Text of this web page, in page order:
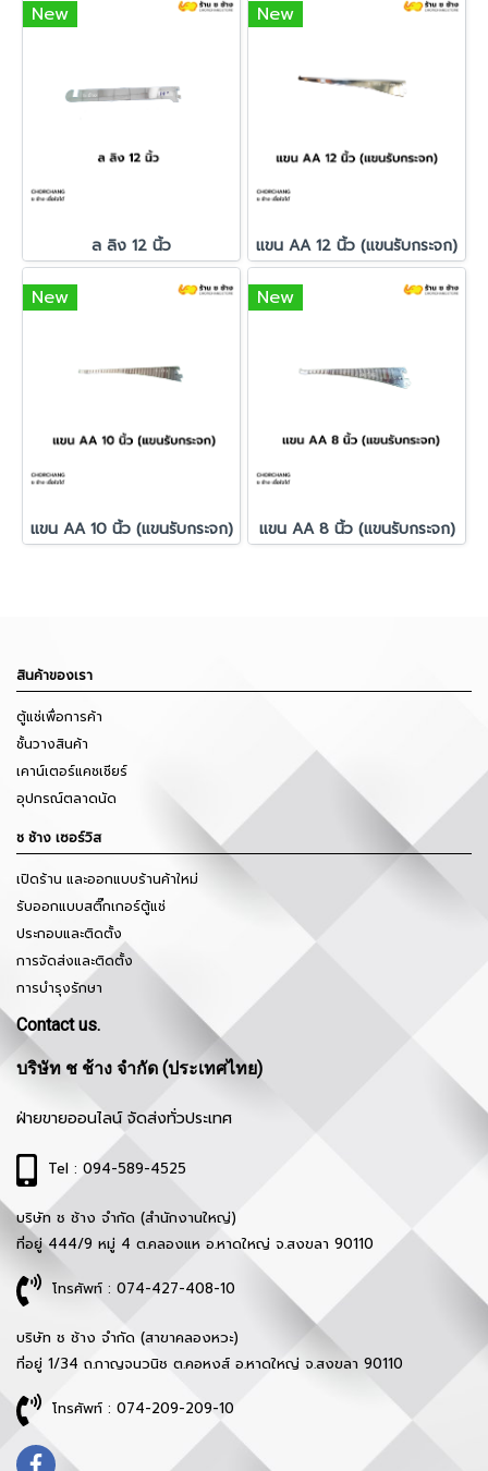
New
ล ลิง 12 นิ้ว
New
แขน AA 12 นิ้ว (แขนรับกระจก)
New
แขน AA 10 นิ้ว (แขนรับกระจก)
New
แขน AA 8 นิ้ว (แขนรับกระจก)
สินค้าของเรา
ตู้แช่เพื่อการค้า
ชั้นวางสินค้า
เคาน์เตอร์แคชเชียร์
อุปกรณ์ตลาดนัด
ช ช้าง เซอร์วิส
เปิดร้าน และออกแบบร้านค้าใหม่
รับออกแบบสติ๊กเกอร์ตู้แช่
ประกอบและติดตั้ง
การจัดส่งและติดตั้ง
การบำรุงรักษา
Contact us.
บริษัท ช ช้าง จำกัด (ประเทศไทย)
ฝ่ายขายออนไลน์ จัดส่งทั่วประเทศ
Tel : 094-589-4525
บริษัท ช ช้าง จำกัด (สำนักงานใหญ่)
ที่อยู่ 444/9 หมู่ 4 ต.คลองแห อ.หาดใหญ่ จ.สงขลา 90110
โทรศัพท์ : 074-427-408-10
บริษัท ช ช้าง จำกัด (สาขาคลองหวะ)
ที่อยู่ 1/34 ถ.กาญจนวนิช ต.คอหงส์ อ.หาดใหญ่ จ.สงขลา 90110
โทรศัพท์ : 074-209-209-10